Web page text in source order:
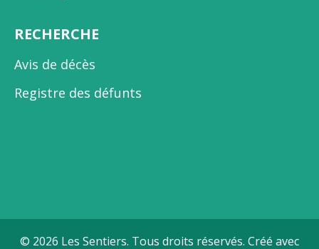
RECHERCHE
Avis de décès
Registre des défunts
© 2026 Les Sentiers. Tous droits réservés. Créé avec